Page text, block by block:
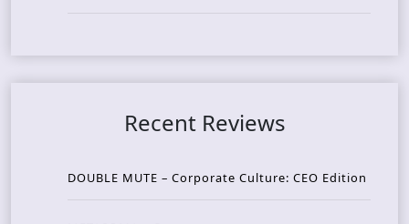
Recent Reviews
DOUBLE MUTE – Corporate Culture: CEO Edition